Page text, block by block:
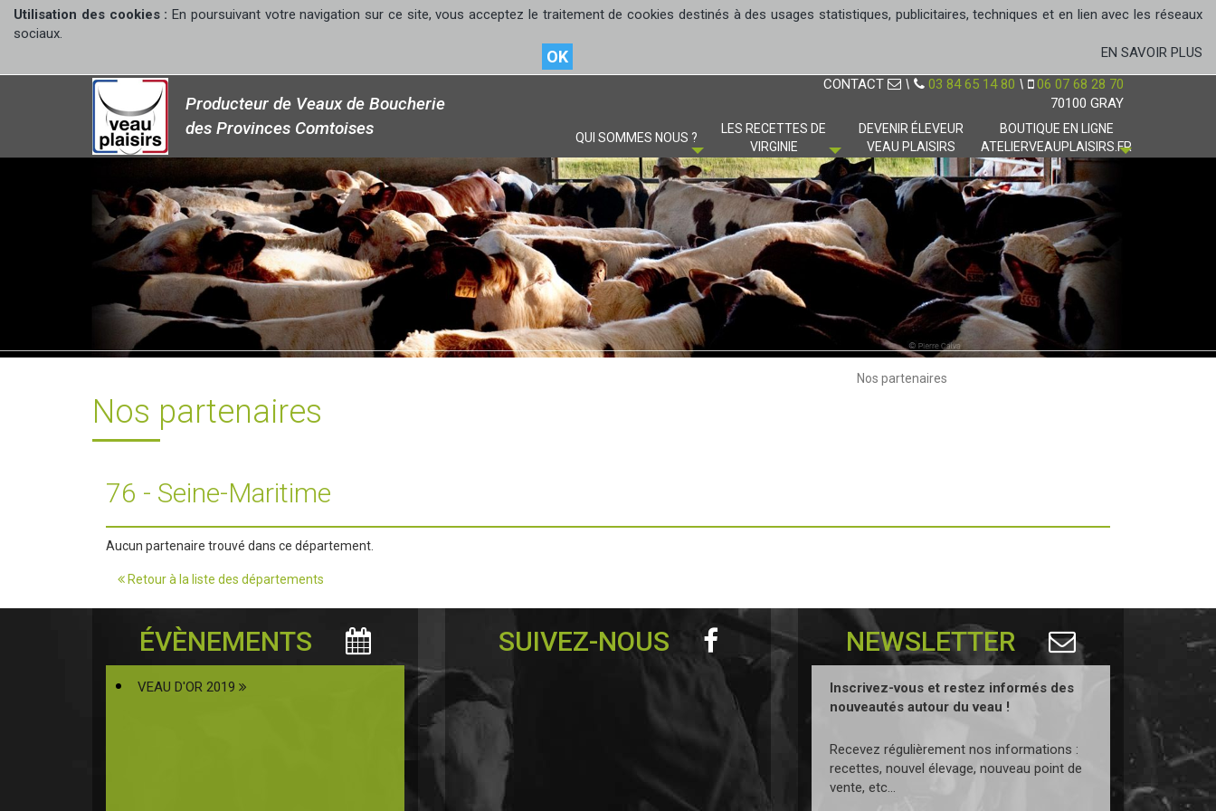
Utilisation des cookies :En poursuivant votre navigation sur ce site, vous acceptez le traitement de cookies destinés à des usages statistiques, publicitaires, techniques et en lien avec les réseaux
sociaux.
OK EN SAVOIR PLUS
Producteur de Veaux de Boucherie
des Provinces Comtoises
CONTACT \ 03 84 65 14 80 \ 06 07 68 28 70
70100 GRAY
QUI SOMMES NOUS ?
LES RECETTES DE
VIRGINIE
DEVENIR ÉLEVEUR
VEAU PLAISIRS
BOUTIQUE EN LIGNE
ATELIERVEAUPLAISIRS.FR
Nos partenaires
Nos partenaires
76 - Seine-Maritime
Aucun partenaire trouvé dans ce département.
Retour à la liste des départements
ÉVÈNEMENTS
VEAU D'OR 2019
SUIVEZ-NOUS NEWSLETTER
Inscrivez-vous et restez informés des
nouveautés autour du veau !
Recevez régulièrement nos informations :
recettes, nouvel élevage, nouveau point de
vente, etc...